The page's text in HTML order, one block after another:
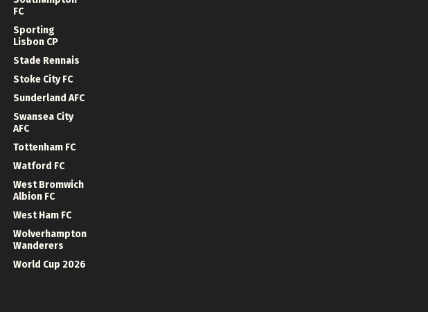
FC
Sporting
Lisbon CP
Stade Rennais
Stoke City FC
Sunderland AFC
Swansea City
AFC
Tottenham FC
Watford FC
West Bromwich
Albion FC
West Ham FC
Wolverhampton
Wanderers
World Cup 2026